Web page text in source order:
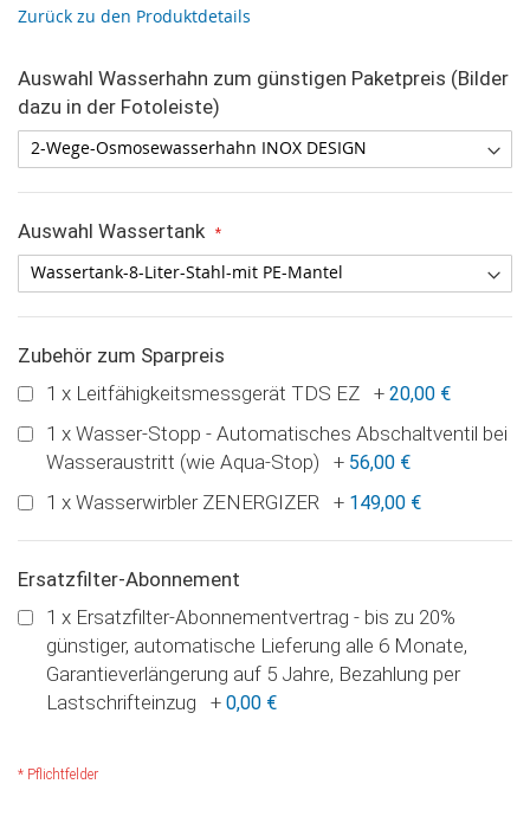
Zurück zu den Produktdetails
Auswahl Wasserhahn zum günstigen Paketpreis (Bilder
dazu in der Fotoleiste)
Auswahl Wassertank
Zubehör zum Sparpreis
1 x Leitfähigkeitsmessgerät TDS EZ + 20,00 €
1 x Wasser-Stopp - Automatisches Abschaltventil bei
Wasseraustritt (wie Aqua-Stop)
+ 56,00 €
1 x Wasserwirbler ZENERGIZER + 149,00 €
Ersatzfilter-Abonnement
1 x Ersatzfilter-Abonnementvertrag - bis zu 20%
günstiger, automatische Lieferung alle 6 Monate,
Garantieverlängerung auf 5 Jahre, Bezahlung per
Lastschrifteinzug
+ 0,00 €
* Pflichtfelder